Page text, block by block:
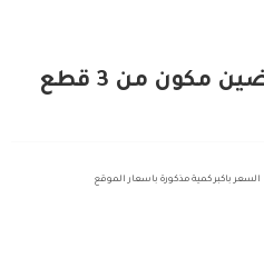
طقم للدكاترة والممرضين مكون من 3 قطع
السعر باكبر كمية مذكورة باسعار الموقع